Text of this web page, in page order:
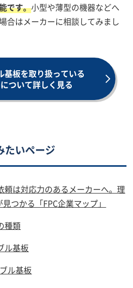
です。小型や薄型の機器などへ
合はメーカーに相談してみまし
基板を取り扱っている
ついて詳しく見る
たいページ
頼は対応力のあるメーカーへ。理
つかる「FPC企業マップ」
種類
ル基板
ル基板